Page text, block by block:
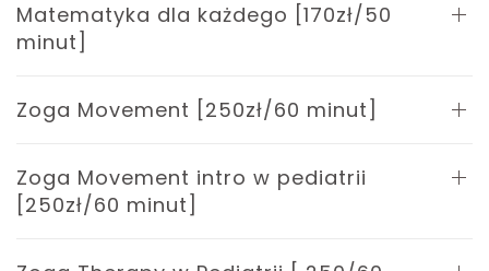
Matematyka dla każdego [170zł/50
minut]
Zoga Movement [250zł/60 minut]
Zoga Movement intro w pediatrii
[250zł/60 minut]